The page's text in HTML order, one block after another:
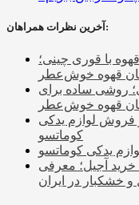
آخرین نظرات همراهان:
با قوری چینی؛
قهوه خوش‌عطر
روشی ساده برای
قهوه خوش‌عطر
فروش لوازم یدکی
کوماتسو
یدکی کوماتسو
خرید آجیل؛ معرفی